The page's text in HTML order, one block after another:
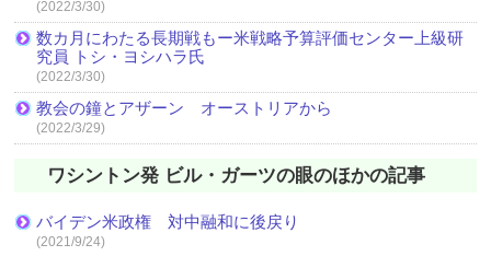
(2022/3/30)
数カ月にわたる長期戦もー米戦略予算評価センター上級研
究員 トシ・ヨシハラ氏
(2022/3/30)
教会の鐘とアザーン オーストリアから
(2022/3/29)
ワシントン発 ビル・ガーツの眼のほかの記事
バイデン米政権 対中融和に後戻り
(2021/9/24)